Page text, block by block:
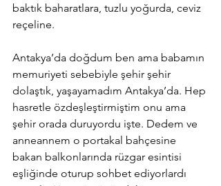
baktık baharatlara, tuzlu yoğurda, ceviz
reçeline.
Antakya’da doğdum ben ama babamın
memuriyeti sebebiyle şehir şehir
dolaştık, yaşayamadım Antakya’da. Hep
hasretle özdeşleştirmiştim onu ama
şehir orada duruyordu işte. Dedem ve
anneannem o portakal bahçesine
bakan balkonlarında rüzgar esintisi
eşliğinde oturup sohbet ediyorlardı